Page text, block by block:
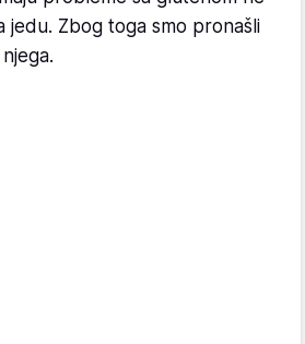
jedu. Zbog toga smo pronašli